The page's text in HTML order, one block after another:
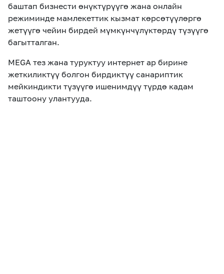
баштап бизнести өнүктүрүүгө жана онлайн
режиминде мамлекеттик кызмат көрсөтүүлөргө
жетүүгө чейин бирдей мүмкүнчүлүктөрдү түзүүгө
багытталган.
MEGA тез жана туруктуу интернет ар бирине
жеткиликтүү болгон бирдиктүү санариптик
мейкиндикти түзүүгө ишенимдүү түрдө кадам
таштоону улантууда.